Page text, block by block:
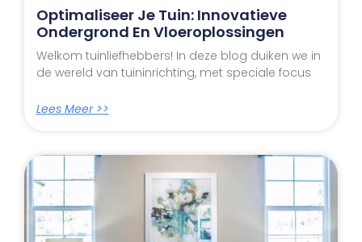
Optimaliseer Je Tuin: Innovatieve
Ondergrond En Vloeroplossingen
Welkom tuinliefhebbers! In deze blog duiken we in
de wereld van tuininrichting, met speciale focus
Lees Meer >>